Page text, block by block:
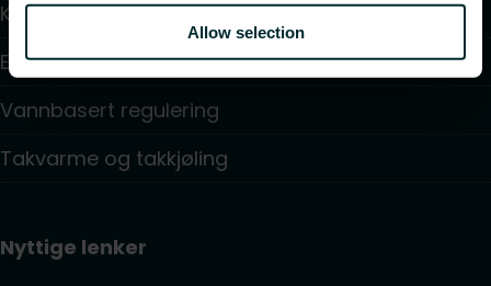
Allow selection
Konvektorer og Viftekonvektorer
Elektrisk styring
Vannbasert regulering
Takvarme og takkjøling
Nyttige lenker